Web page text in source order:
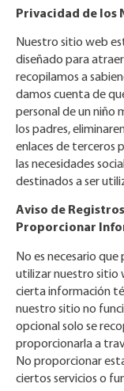
Privacidad de los
Nuestro sitio web
diseñado para
recopilamos a
damos cuenta de
personal de un niño
los padres,
enlaces de terceros
las necesidades
destinados a ser
Aviso de
Proporcionar
No es necesario
utilizar nuestro sitio
cierta información
nuestro sitio no
opcional solo se
proporcionarla a
No proporcionar
ciertos servicios o